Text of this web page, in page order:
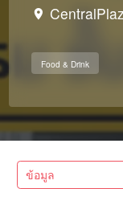
Food & Drink
ข้อมูล